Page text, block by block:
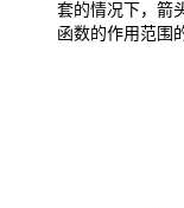
套的情况下，箭
函数的作用范围